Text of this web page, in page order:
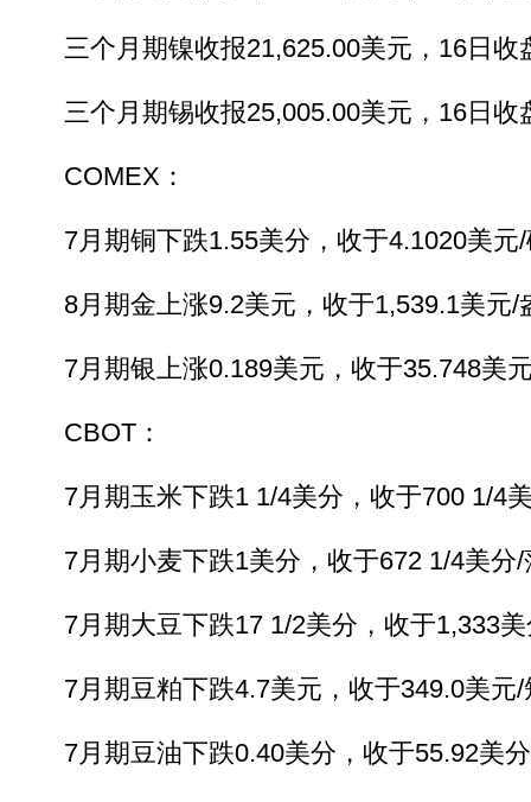
三个月期镍收报21,625.00美元，16日收
三个月期锡收报25,005.00美元，16日收
COMEX：
7月期铜下跌1.55美分，收于4.1020美元/
8月期金上涨9.2美元，收于1,539.1美元/
7月期银上涨0.189美元，收于35.748美
CBOT：
7月期玉米下跌1 1/4美分，收于700 1/4
7月期小麦下跌1美分，收于672 1/4美分/
7月期大豆下跌17 1/2美分，收于1,333美
7月期豆粕下跌4.7美元，收于349.0美元/
7月期豆油下跌0.40美分，收于55.92美